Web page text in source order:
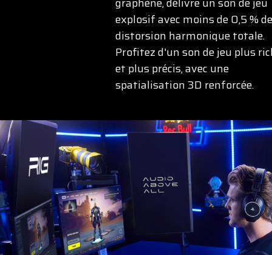
explosif avec moins de 0,5 % de
distorsion harmonique totale.
Profitez d'un son de jeu plus
et plus précis, avec une
spatialisation 3D renforcée.